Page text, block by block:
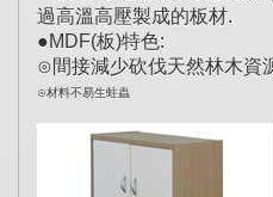
過高溫高壓製成的板材.
●MDF(板)特色:
⊙間接減少砍伐天然林木資
⊙材料不易生蛀蟲